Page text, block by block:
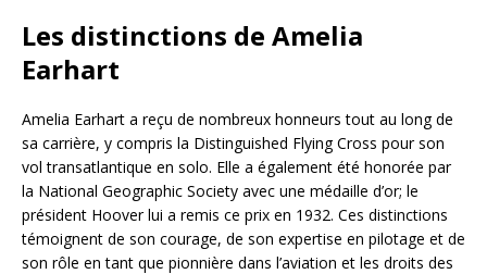
Les distinctions de Amelia
Earhart
Amelia Earhart a reçu de nombreux honneurs tout au long de
sa carrière, y compris la Distinguished Flying Cross pour son
vol transatlantique en solo. Elle a également été honorée par
la National Geographic Society avec une médaille d’or; le
président Hoover lui a remis ce prix en 1932. Ces distinctions
témoignent de son courage, de son expertise en pilotage et de
son rôle en tant que pionnière dans l’aviation et les droits des